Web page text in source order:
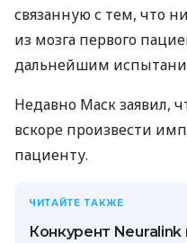
связанную с тем, что
из мозга первого
дальнейшим
Недавно Маск заявил,
вскоре произвести
пациенту.
ЧИТАЙТЕ ТАКЖЕ
Конкурент